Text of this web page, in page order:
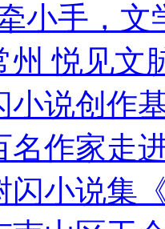
小手，
州 悦见
小说创作
名作家走
闪小说集